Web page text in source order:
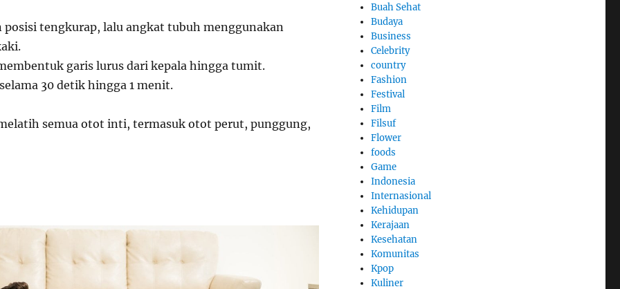
posisi tengkurap, lalu angkat tubuh menggunakan
garis lurus dari kepala hingga tumit.
30 detik hingga 1 menit.
semua otot inti, termasuk otot perut, punggung,
Buah Sehat
Budaya
Business
Celebrity
country
Fashion
Festival
Film
Filsuf
Flower
foods
Game
Indonesia
Internasional
Kehidupan
Kerajaan
Kesehatan
Komunitas
Kpop
Kuliner